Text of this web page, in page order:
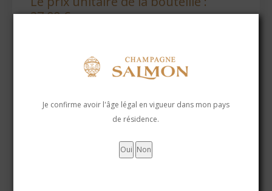
27,00€
La cuvée Rosé est un Champagne doté d’un charme sensuel
dégustation entre 8 et 12°C
Je confirme avoir l'âge légal en vigueur dans mon pays
de résidence.